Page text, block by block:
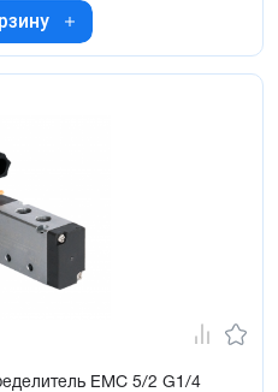
EMC 5/2 G1/4